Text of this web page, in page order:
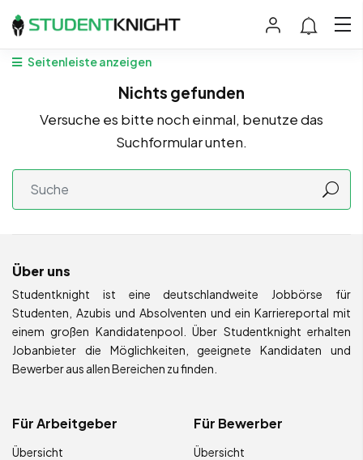
Seitenleiste anzeigen
Nichts gefunden
Versuche es bitte noch einmal, benutze das
Suchformular unten.
Über uns
Studentknight ist eine deutschlandweite Jobbörse für
Studenten, Azubis und Absolventen und ein Karriereportal mit
einem großen Kandidatenpool. Über Studentknight erhalten
Jobanbieter die Möglichkeiten, geeignete Kandidaten und
Bewerber aus allen Bereichen zu finden.
Für Arbeitgeber
Übersicht
Für Bewerber
Übersicht